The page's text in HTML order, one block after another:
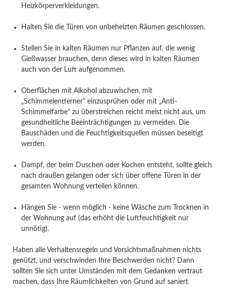
Heizkörperverkleidungen.
Halten Sie die Türen von unbeheizten Räumen geschlossen.
Stellen Sie in kalten Räumen nur Pflanzen auf, die wenig
Gießwasser brauchen, denn dieses wird in kalten Räumen
auch von der Luft aufgenommen.
Oberflächen mit Alkohol abzuwischen, mit
„Schimmelentferner" einzusprühen oder mit „Anti-
Schimmelfarbe" zu überstreichen reicht meist nicht aus, um
gesundheitliche Beeinträchtigungen zu vermeiden. Die
Bauschäden und die Feuchtigkeitsquellen müssen beseitigt
werden.
Dampf, der beim Duschen oder Kochen entsteht, sollte gleich
nach draußen gelangen oder sich über offene Türen in der
gesamten Wohnung verteilen können.
Hängen Sie - wenn möglich - keine Wäsche zum Trocknen in
der Wohnung auf (das erhöht die Luftfeuchtigkeit nur
unnötig).
Haben alle Verhaltensregeln und Vorsichtsmaßnahmen nichts
genützt, und verschwinden Ihre Beschwerden nicht? Dann
sollten Sie sich unter Umständen mit dem Gedanken vertraut
machen, dass Ihre Räumlichkeiten von Grund auf saniert